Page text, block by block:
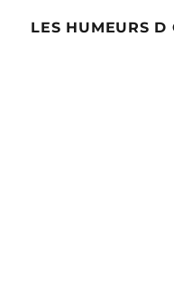
LES HUMEURS D